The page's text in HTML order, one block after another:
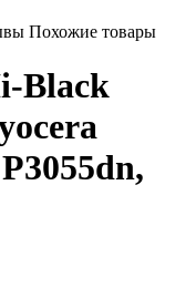
Похожие товары
Black